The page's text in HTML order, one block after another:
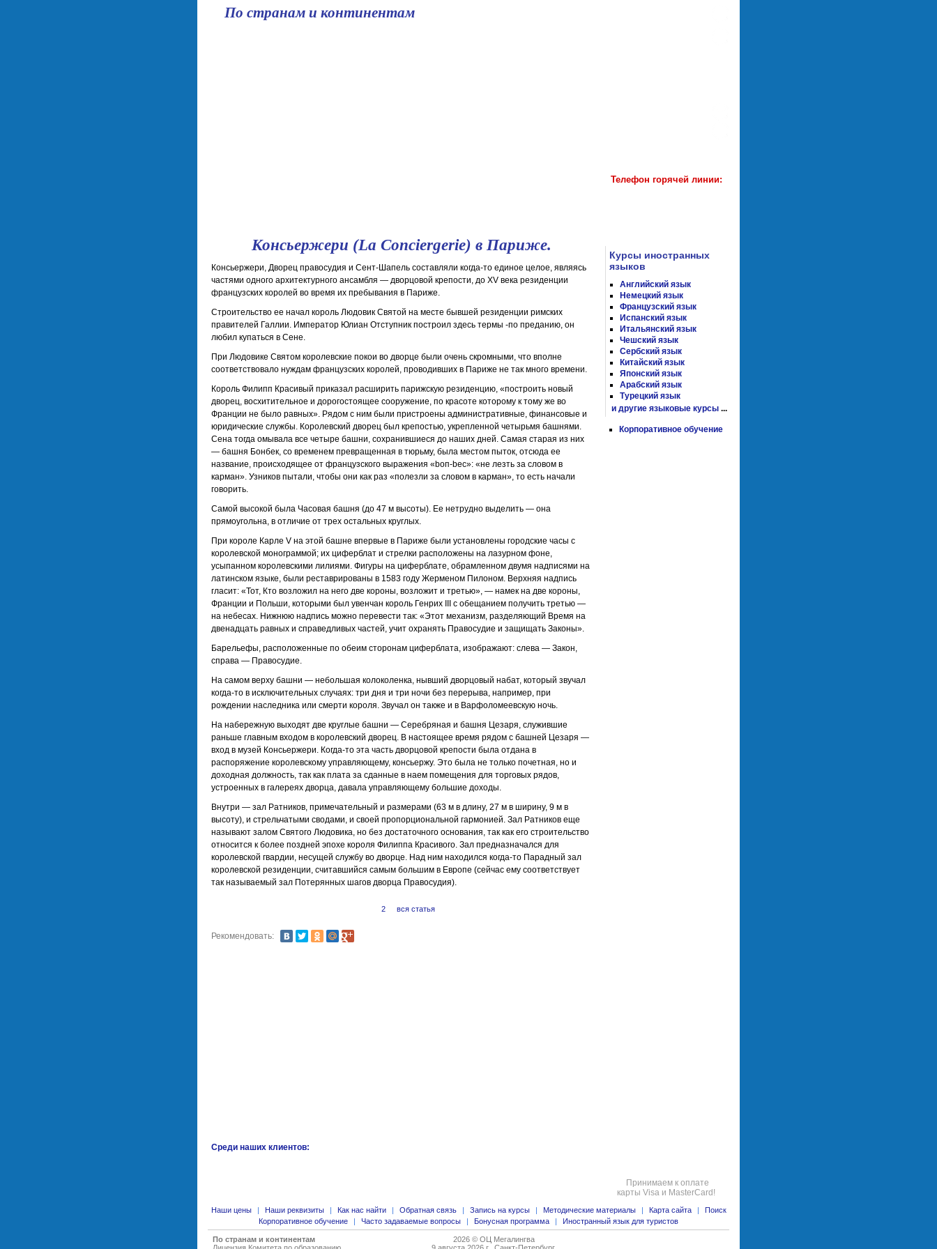
По странам и континентам
Телефон горячей линии:
Консьержери (La Conciergerie) в Париже.
Консьержери, Дворец правосудия и Сент-Шапель составляли когда-то единое целое, являясь
частями одного архитектурного ансамбля — дворцовой крепости, до XV века резиденции
французских королей во время их пребывания в Париже.
Строительство ее начал король Людовик Святой на месте бывшей резиденции римских
правителей Галлии. Император Юлиан Отступник построил здесь термы -по преданию, он
любил купаться в Сене.
При Людовике Святом королевские покои во дворце были очень скромными, что вполне
соответствовало нуждам французских королей, проводивших в Париже не так много времени.
Король Филипп Красивый приказал расширить парижскую резиденцию, «построить новый
дворец, восхитительное и дорогостоящее сооружение, по красоте которому к тому же во
Франции не было равных». Рядом с ним были пристроены административные, финансовые и
юридические службы. Королевский дворец был крепостью, укрепленной четырьмя башнями.
Сена тогда омывала все четыре башни, сохранившиеся до наших дней. Самая старая из них
— башня Бонбек, со временем превращенная в тюрьму, была местом пыток, отсюда ее
название, происходящее от французского выражения «bоп-bес»: «не лезть за словом в
карман». Узников пытали, чтобы они как раз «полезли за словом в карман», то есть начали
говорить.
Самой высокой была Часовая башня (до 47 м высоты). Ее нетрудно выделить — она
прямоугольна, в отличие от трех остальных круглых.
При короле Карле V на этой башне впервые в Париже были установлены городские часы с
королевской монограммой; их циферблат и стрелки расположены на лазурном фоне,
усыпанном королевскими лилиями. Фигуры на циферблате, обрамленном двумя надписями на
латинском языке, были реставрированы в 1583 году Жерменом Пилоном. Верхняя надпись
гласит: «Тот, Кто возложил на него две короны, возложит и третью», — намек на две короны,
Франции и Польши, которыми был увенчан король Генрих III с обещанием получить третью —
на небесах. Нижнюю надпись можно перевести так: «Этот механизм, разделяющий Время на
двенадцать равных и справедливых частей, учит охранять Правосудие и защищать Законы».
Барельефы, расположенные по обеим сторонам циферблата, изображают: слева — Закон,
справа — Правосудие.
На самом верху башни — небольшая колоколенка, нывший дворцовый набат, который звучал
когда-то в исключительных случаях: три дня и три ночи без перерыва, например, при
рождении наследника или смерти короля. Звучал он также и в Варфоломеевскую ночь.
На набережную выходят две круглые башни — Серебряная и башня Цезаря, служившие
раньше главным входом в королевский дворец. В настоящее время рядом с башней Цезаря —
вход в музей Консьержери. Когда-то эта часть дворцовой крепости была отдана в
распоряжение королевскому управляющему, консьержу. Это была не только почетная, но и
доходная должность, так как плата за сданные в наем помещения для торговых рядов,
устроенных в галереях дворца, давала управляющему большие доходы.
Внутри — зал Ратников, примечательный и размерами (63 м в длину, 27 м в ширину, 9 м в
высоту), и стрельчатыми сводами, и своей пропорциональной гармонией. Зал Ратников еще
называют залом Святого Людовика, но без достаточного основания, так как его строительство
относится к более поздней эпохе короля Филиппа Красивого. Зал предназначался для
королевской гвардии, несущей службу во дворце. Над ним находился когда-то Парадный зал
королевской резиденции, считавшийся самым большим в Европе (сейчас ему соответствует
так называемый зал Потерянных шагов дворца Правосудия).
2 вся статья
Рекомендовать:
Курсы иностранных
языков
Английский язык
Немецкий язык
Французский язык
Испанский язык
Итальянский язык
Чешский язык
Сербский язык
Китайский язык
Японский язык
Арабский язык
Турецкий язык
и другие языковые курсы ...
Корпоративное обучение
Среди наших клиентов:
Принимаем к оплате
карты Visa и MasterCard!
Наши цены | Наши реквизиты | Как нас найти | Обратная связь | Запись на курсы | Методические материалы | Карта сайта |
Поиск
Корпоративное обучение
| Часто задаваемые вопросы | Бонусная программа | Иностранный язык для туристов
По странам и континентам
2026 © ОЦ Мегалингва